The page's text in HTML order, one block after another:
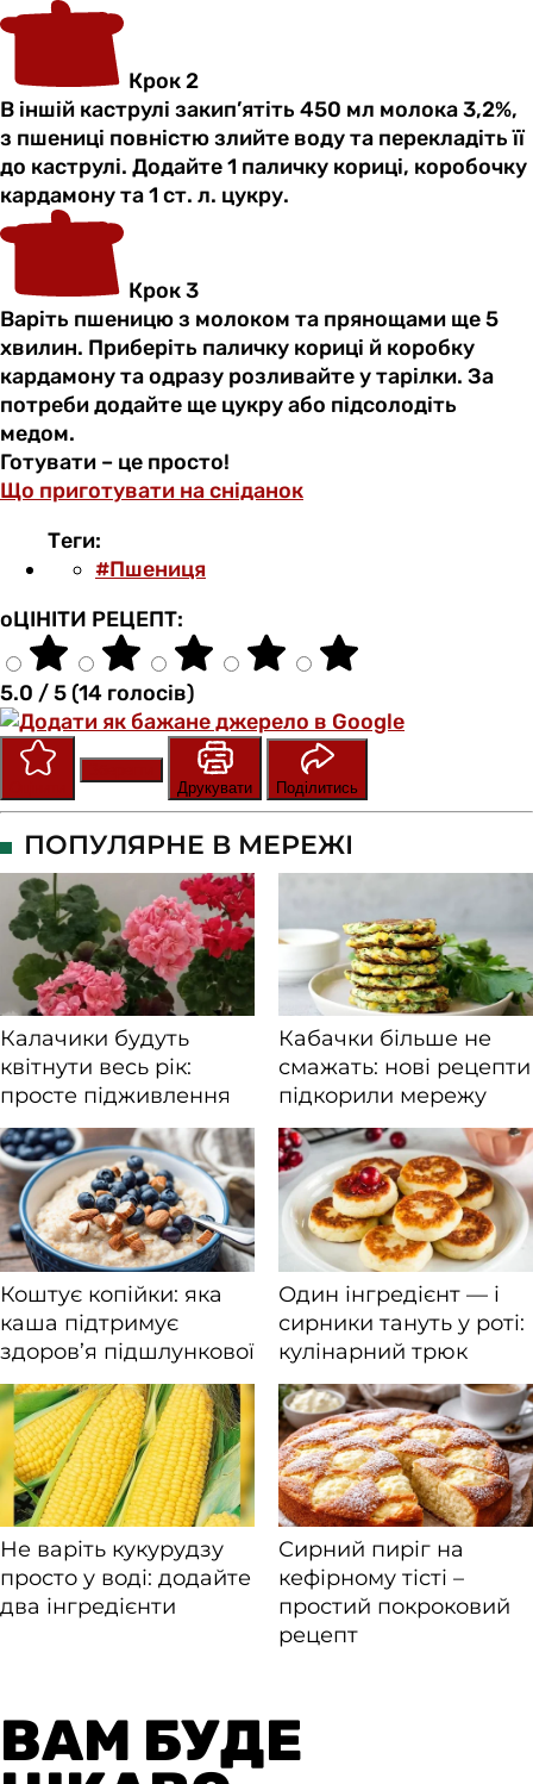
Крок 2
В іншій каструлі закип’ятіть 450 мл молока 3,2%,
з пшениці повністю злийте воду та перекладіть її
до каструлі. Додайте 1 паличку кориці, коробочку
кардамону та 1 ст. л. цукру.
Крок 3
Варіть пшеницю з молоком та прянощами ще 5
хвилин. Приберіть паличку кориці й коробку
кардамону та одразу розливайте у тарілки. За
потреби додайте ще цукру або підсолодіть
медом.
Готувати – це просто!
Що приготувати на сніданок
Теги:
#Пшениця
оЦІНІТИ РЕЦЕПТ:
5.0 / 5 (14 голосів)
Друкувати
Поділитись
ВАМ БУДЕ